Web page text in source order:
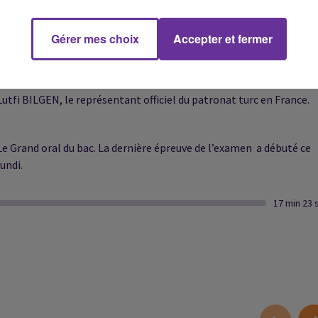
en 1923 par Mustafa Kemal, dit Atatürk, la République
BILGEN, le représentant officiel du patronat turc en France.
Grand oral du bac. La dernière épreuve de l’examen a débuté ce
17 min 23
Gérer mes choix Accepter et fermer